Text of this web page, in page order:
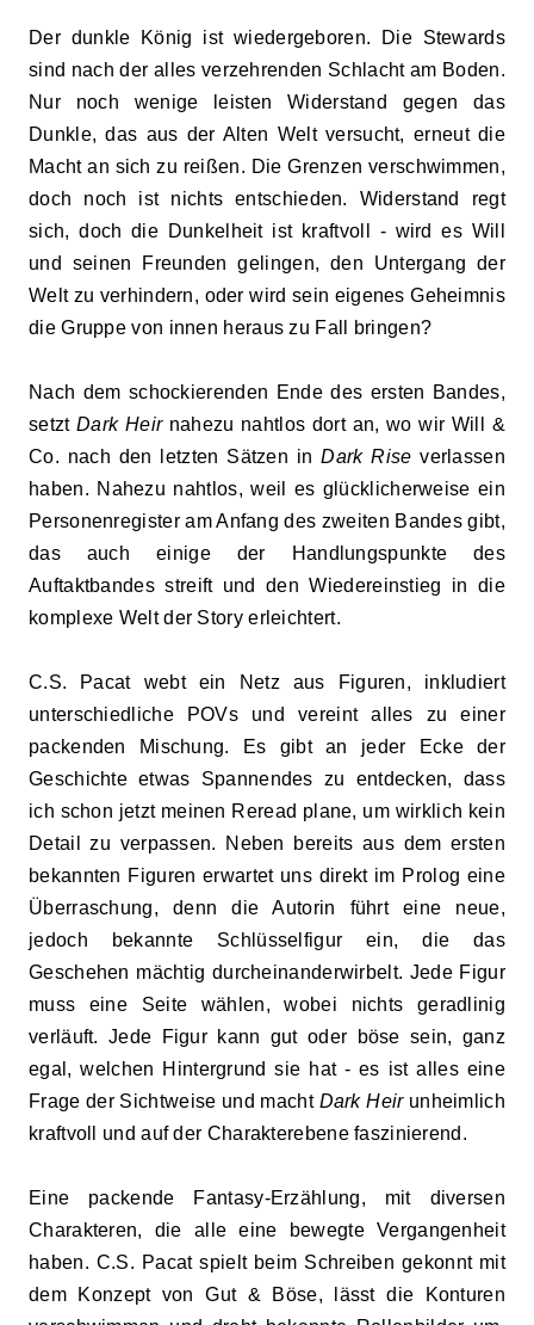
Der dunkle König ist wiedergeboren. Die Stewards
sind nach der alles verzehrenden Schlacht am Boden.
Nur noch wenige leisten Widerstand gegen das
Dunkle, das aus der Alten Welt versucht, erneut die
Macht an sich zu reißen. Die Grenzen verschwimmen,
doch noch ist nichts entschieden. Widerstand regt
sich, doch die Dunkelheit ist kraftvoll - wird es Will
und seinen Freunden gelingen, den Untergang der
Welt zu verhindern, oder wird sein eigenes Geheimnis
die Gruppe von innen heraus zu Fall bringen?
Nach dem schockierenden Ende des ersten Bandes,
setztDark Heirnahezu nahtlos dort an, wo wir Will &
Co. nach den letzten Sätzen inDark Rise verlassen
haben. Nahezu nahtlos, weil es glücklicherweise ein
Personenregister am Anfang des zweiten Bandes gibt,
das auch einige der Handlungspunkte des
Auftaktbandes streift und den Wiedereinstieg in die
komplexe Welt der Story erleichtert.
C.S. Pacat webt ein Netz aus Figuren, inkludiert
unterschiedliche POVs und vereint alles zu einer
packenden Mischung. Es gibt an jeder Ecke der
Geschichte etwas Spannendes zu entdecken, dass
ich schon jetzt meinen Reread plane, um wirklich kein
Detail zu verpassen. Neben bereits aus dem ersten
bekannten Figuren erwartet uns direkt im Prolog eine
Überraschung, denn die Autorin führt eine neue,
jedoch bekannte Schlüsselfigur ein, die das
Geschehen mächtig durcheinanderwirbelt. Jede Figur
muss eine Seite wählen, wobei nichts geradlinig
verläuft. Jede Figur kann gut oder böse sein, ganz
egal, welchen Hintergrund sie hat - es ist alles eine
Frage der Sichtweise und macht Dark Heirunheimlich
kraftvoll und auf der Charakterebene faszinierend.
Eine packende Fantasy-Erzählung, mit diversen
Charakteren, die alle eine bewegte Vergangenheit
haben. C.S. Pacat spielt beim Schreiben gekonnt mit
dem Konzept von Gut & Böse, lässt die Konturen